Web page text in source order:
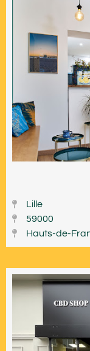
Lille
59000
Hauts-de-